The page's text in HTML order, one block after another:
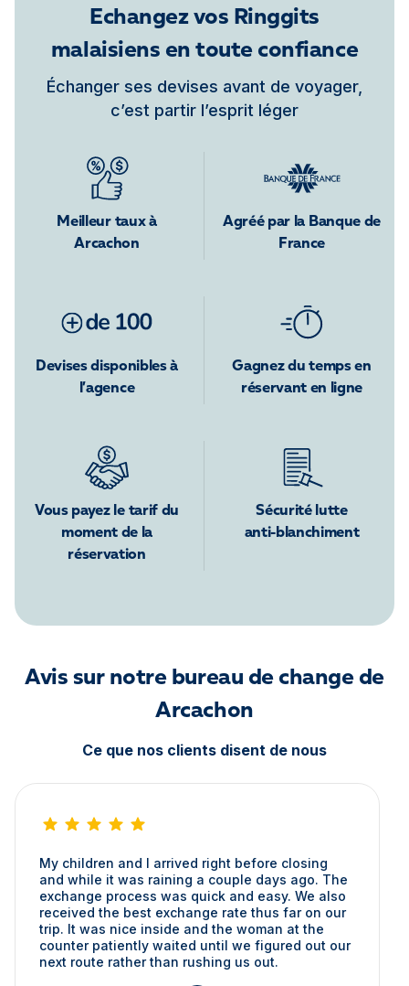
Echangez vos Ringgits
malaisiens en toute confiance
Échanger ses devises avant de voyager,
c’est partir l’esprit léger
Meilleur taux à
Arcachon
Agréé par la Banque de
France
Devises disponibles à
l’agence
Gagnez du temps en
réservant en ligne
Vous payez le tarif du
moment de la
réservation
Sécurité lutte
anti-blanchiment
Avis sur notre bureau de change de
Arcachon
Ce que nos clients disent de nous
My children and I arrived right before closing
and while it was raining a couple days ago. The
exchange process was quick and easy. We also
received the best exchange rate thus far on our
trip. It was nice inside and the woman at the
counter patiently waited until we figured out our
next route rather than rushing us out.